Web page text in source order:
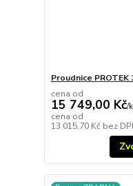
Proudnice
cena od
15 749,00 Kč/
cena od
13 015,70 Kč bez